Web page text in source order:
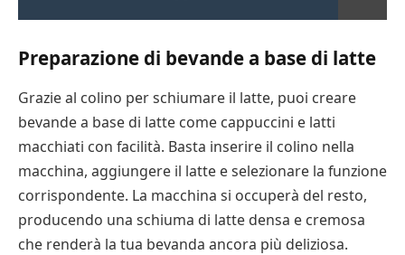
Preparazione di bevande a base di latte
Grazie al colino per schiumare il latte, puoi creare
bevande a base di latte come cappuccini e latti
macchiati con facilità. Basta inserire il colino nella
macchina, aggiungere il latte e selezionare la funzione
corrispondente. La macchina si occuperà del resto,
producendo una schiuma di latte densa e cremosa
che renderà la tua bevanda ancora più deliziosa.